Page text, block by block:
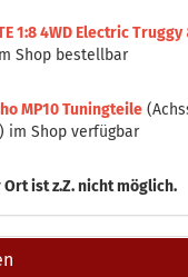
1:8 4WD Electric Truggy
Shop bestellbar
MP10 Tuningteile
im Shop verfügbar
ist z.Z. nicht möglich.